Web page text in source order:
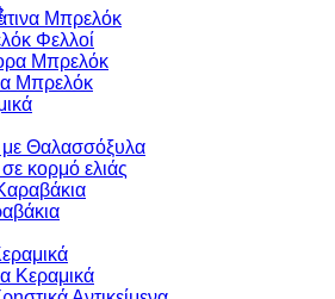
Μπρελόκ
Φελλοί
Μπρελόκ
Μπρελόκ
με Θαλασσόξυλα
κορμό ελιάς
Κεραμικά